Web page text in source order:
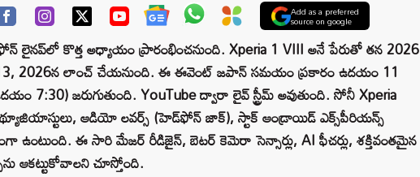
Add as a preferred
source on google
లైనప్‌లో కొత్త అధ్యాయం ప్రారంభించనుంది. Xperia 1 VIII అనే పేరుతో తన 2026
2026న లాంచ్ చేయనుంది. ఈ ఈవెంట్ జపాన్ సమయం ప్రకారం ఉదయం 11
7:30) జరుగుతుంది. YouTube ద్వారా లైవ్ స్ట్రీమ్ అవుతుంది. సోనీ Xperia
ఆడియో లవర్స్ (హెడ్‌ఫోన్ జాక్), స్టాక్ ఆండ్రాయిడ్ ఎక్స్‌పీరియన్స్
ఉంటుంది. ఈ సారి మేజర్ రీడిజైన్, బెటర్ కెమెరా సెన్సార్లు, AI ఫీచర్లు, శక్తివంతమైన
ఆకట్టుకోవాలని చూస్తోంది.